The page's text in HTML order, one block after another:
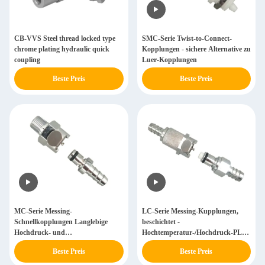
CB-VVS Steel thread locked type
chrome plating hydraulic quick
coupling
Beste Preis
SMC-Serie Twist-to-Connect-
Kopplungen - sichere Alternative zu
Luer-Kopplungen
Beste Preis
MC-Serie Messing-
Schnellkopplungen Langlebige
Hochdruck- und
Hochtemperaturanschlüsse
Beste Preis
LC-Serie Messing-Kupplungen,
beschichtet -
Hochtemperatur-/Hochdruck-PLC-
Kupplungen
Beste Preis